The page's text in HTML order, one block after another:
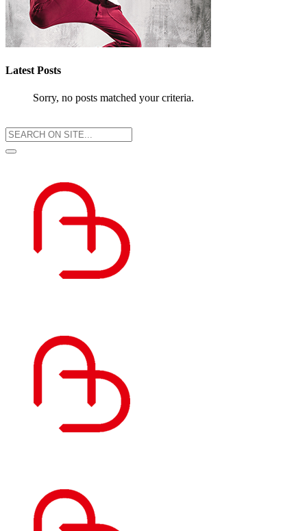
Latest Posts
Sorry, no posts matched your criteria.